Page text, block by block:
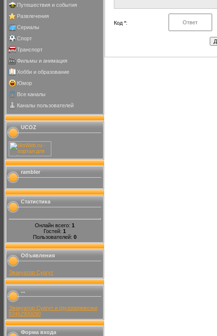
Путешествия и события
Развлечения
Сериалы
Спорт
Транспорт
Фильмы и анимация
Хобби и образование
Юмор
Все каналы
Каналы пользователей
UCOZ
rambler
Статистика
Онлайн всего: 1
Гостей: 1
Пользователей: 0
Объявления
Эвакуатор Сургут
...
Эвакуатор Сургут и грузоперевозки
83462900090
Форма входа
Код *: